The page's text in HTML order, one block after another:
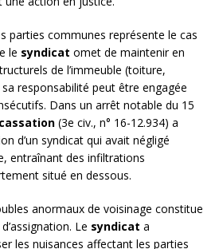
parties communes représente le cas
le syndicat omet de maintenir en
de l’immeuble (toiture,
responsabilité peut être engagée
Dans un arrêt notable du 15
(3e civ., n° 16-12.934) a
d’un syndicat qui avait négligé
entraînant des infiltrations
situé en dessous.
anormaux de voisinage constitue
Le syndicat a
les nuisances affectant les parties